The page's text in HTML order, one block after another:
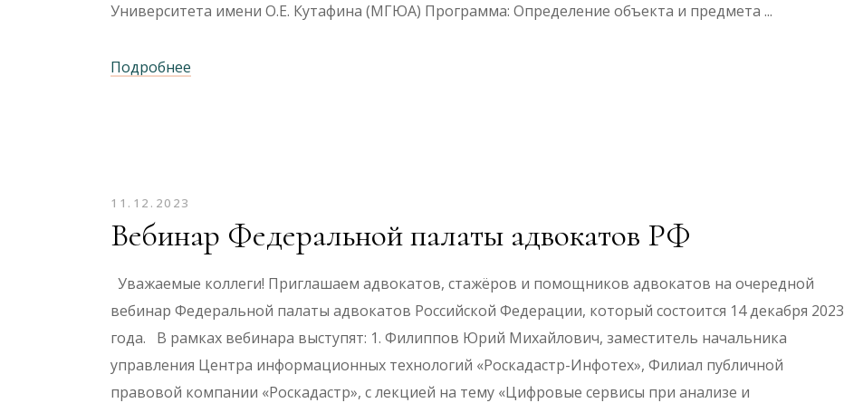
Университета имени О.Е. Кутафина (МГЮА) Программа: Определение объекта и предмета
Подробнее
11.12.2023
Вебинар Федеральной палаты адвокатов РФ
Уважаемые коллеги! Приглашаем адвокатов, стажёров и помощников адвокатов на очередной
вебинар Федеральной палаты адвокатов Российской Федерации, который состоится 14 декабря 2023
года. В рамках вебинара выступят: 1. Филиппов Юрий Михайлович, заместитель начальника
управления Центра информационных технологий «Роскадастр-Инфотех», Филиал публичной
правовой компании «Роскадастр», с лекцией на тему «Цифровые сервисы при анализе и